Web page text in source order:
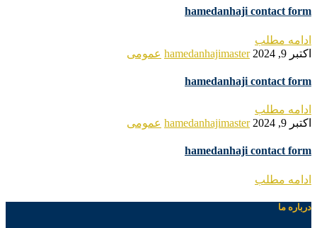
hamedanhaji contact form
ادامه مطلب
اکتبر 9, 2024
hamedanhajimaster عمومی
hamedanhaji contact form
ادامه مطلب
اکتبر 9, 2024
hamedanhajimaster عمومی
hamedanhaji contact form
ادامه مطلب
درباره ما